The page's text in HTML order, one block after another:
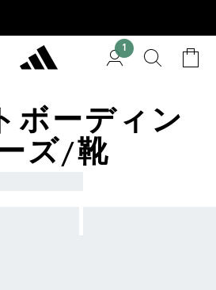
1
ボーディン
ズ/靴